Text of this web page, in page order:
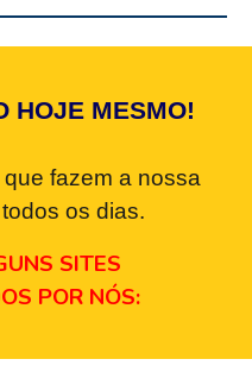
HOJE MESMO!
fazem a nossa
os dias.
SITES
POR NÓS: